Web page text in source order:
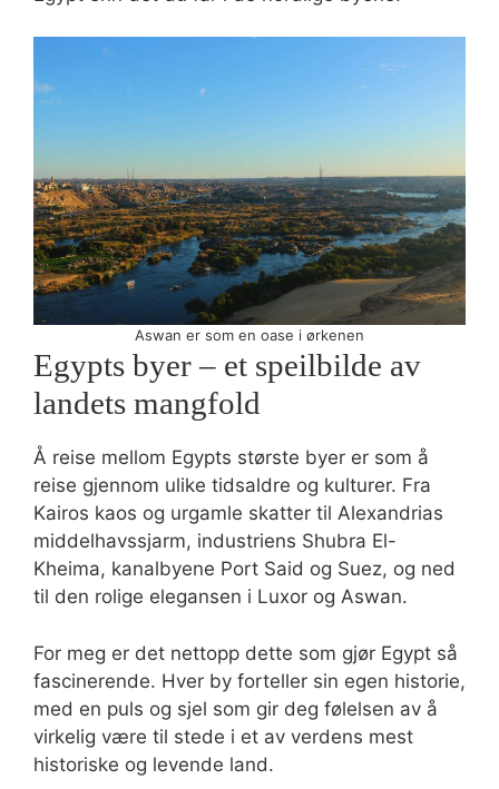
Aswan er som en oase i ørkenen
Egypts byer – et speilbilde av
landets mangfold
Å reise mellom Egypts største byer er som å
reise gjennom ulike tidsaldre og kulturer. Fra
Kairos kaos og urgamle skatter til Alexandrias
middelhavssjarm, industriens Shubra El-
Kheima, kanalbyene Port Said og Suez, og ned
til den rolige elegansen i Luxor og Aswan.
For meg er det nettopp dette som gjør Egypt så
fascinerende. Hver by forteller sin egen historie,
med en puls og sjel som gir deg følelsen av å
virkelig være til stede i et av verdens mest
historiske og levende land.